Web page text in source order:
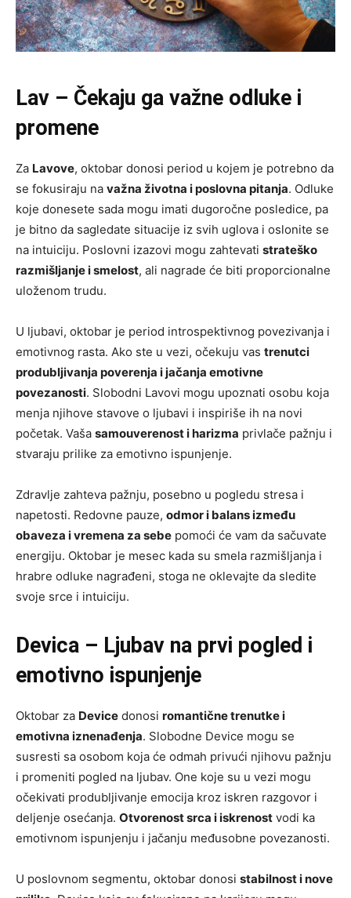
Lav – Čekaju ga važne odluke i
promene
Za Lavove, oktobar donosi period u kojem je potrebno da
se fokusiraju na važna životna i poslovna pitanja. Odluke
koje donesete sada mogu imati dugoročne posledice, pa
je bitno da sagledate situacije iz svih uglova i oslonite se
na intuiciju. Poslovni izazovi mogu zahtevati strateško
razmišljanje i smelost, ali nagrade će biti proporcionalne
uloženom trudu.
U ljubavi, oktobar je period introspektivnog povezivanja i
emotivnog rasta. Ako ste u vezi, očekuju vas trenutci
produbljivanja poverenja i jačanja emotivne
povezanosti. Slobodni Lavovi mogu upoznati osobu koja
menja njihove stavove o ljubavi i inspiriše ih na novi
početak. Vaša samouverenost i harizma privlače pažnju i
stvaraju prilike za emotivno ispunjenje.
Zdravlje zahteva pažnju, posebno u pogledu stresa i
napetosti. Redovne pauze, odmor i balans između
obaveza i vremena za sebe pomoći će vam da sačuvate
energiju. Oktobar je mesec kada su smela razmišljanja i
hrabre odluke nagrađeni, stoga ne oklevajte da sledite
svoje srce i intuiciju.
Devica – Ljubav na prvi pogled i
emotivno ispunjenje
Oktobar za Device donosi romantične trenutke i
emotivna iznenađenja. Slobodne Device mogu se
susresti sa osobom koja će odmah privući njihovu pažnju
i promeniti pogled na ljubav. One koje su u vezi mogu
očekivati produbljivanje emocija kroz iskren razgovor i
deljenje osećanja. Otvorenost srca i iskrenost vodi ka
emotivnom ispunjenju i jačanju međusobne povezanosti.
U poslovnom segmentu, oktobar donosi stabilnost i nove